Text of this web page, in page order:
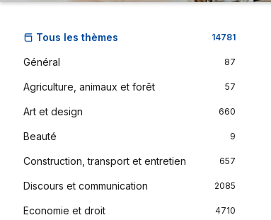
Tous les thèmes 14781
Général 87
Agriculture, animaux et forêt 57
Art et design 660
Beauté 9
Construction, transport et entretien 657
Discours et communication 2085
Economie et droit 4710